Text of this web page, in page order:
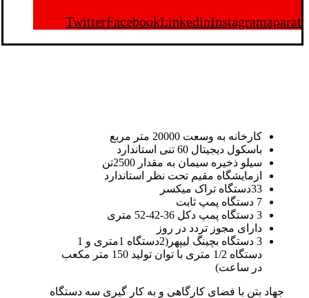
TwitterFacebookLinkedinInstagramaparat
کارخانه به وسعت 20000 متر مربع
باسکول دیجیتال 60 تنی استاندارد
سیلو ذخیره سیمان به مقدار 2500تن
ازمایشگاه مقیم تحت نظر استاندارد
33دستگاه تراک میکسر
7 دستگاه پمپ ثابت
3 دستگاه پمپ دکل 36-42-52 متری
دارای مجوز تردد در روز
3 دستگاه بچینگ لیپهر(2دستگاه 1متری و 1
دستگاه 1/2 متری با توان تولید 150 متر مکعب
در ساعت)
جهاد بتن با فضای کارگاهی و به کار گیری سه دستگاه